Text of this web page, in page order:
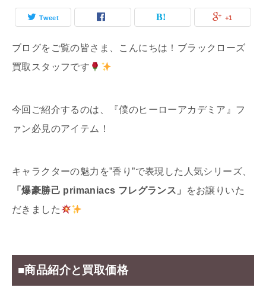
Tweet +1
ブログをご覧の皆さま、こんにちは！ブラックローズ
買取スタッフです
今回ご紹介するのは、『僕のヒーローアカデミア』フ
ァン必見のアイテム！
キャラクターの魅力を”香り”で表現した人気シリーズ、
「爆豪勝己 primaniacs フレグランス」
をお譲りいた
だきました
■商品紹介と買取価格